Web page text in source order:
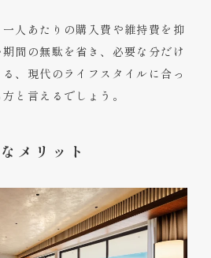
人あたりの購入費や維持費を抑
間の無駄を省き、必要な分だけ
、現代のライフスタイルに合っ
と言えるでしょう。
メリット